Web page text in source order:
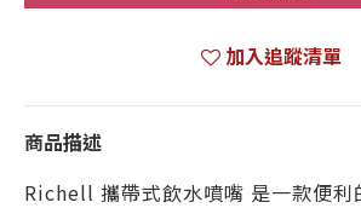
加入追蹤清單
商品描述
Richell 攜帶式飲水噴嘴 是一款便利